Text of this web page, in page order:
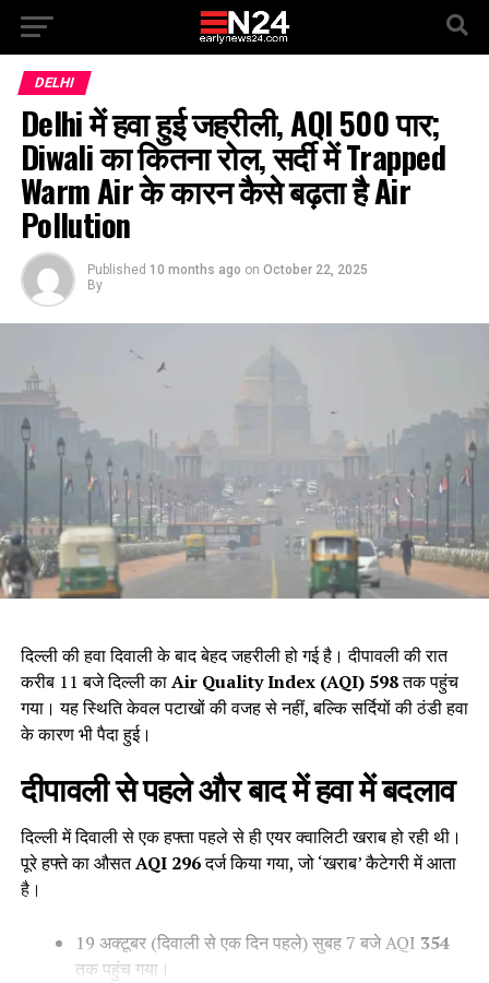
DELHI
Delhi में हवा हुई जहरीली, AQI 500 पार;
Diwali का कितना रोल, सर्दी में Trapped
Warm Air के कारन कैसे बढ़ता है Air
Pollution
Published 10 months ago on October 22, 2025
By
दिल्ली की हवा दिवाली के बाद बेहद जहरीली हो गई है। दीपावली की रात
करीब 11 बजे दिल्ली काAir Quality Index (AQI) 598तक पहुंच
गया। यह स्थिति केवल पटाखों की वजह से नहीं, बल्कि सर्दियों की ठंडी हवा
के कारण भी पैदा हुई।
दीपावली से पहले और बाद में हवा में बदलाव
दिल्ली में दिवाली से एक हफ्ता पहले से ही एयर क्वालिटी खराब हो रही थी।
पूरे हफ्ते का औसतAQI 296दर्ज किया गया, जो ‘खराब’ कैटेगरी में आता
है।
19 अक्टूबर (दिवाली से एक दिन पहले) सुबह 7 बजे AQI 354
तक पहुंच गया।